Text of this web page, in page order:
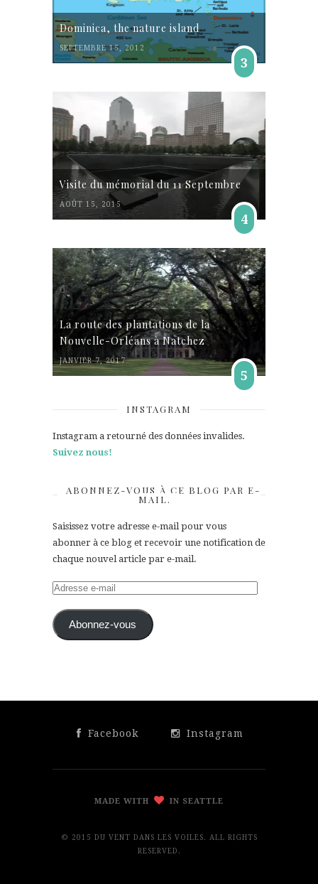
Dominica, the nature island
SEPTEMBRE 15, 2012
3
Visite du mémorial du 11 Septembre
AOÛT 15, 2015
4
La route des plantations de la
Nouvelle-Orléans à Natchez
JANVIER 7, 2017
5
INSTAGRAM
Instagram a retourné des données invalides.
Suivez nous!
ABONNEZ-VOUS À CE BLOG PAR E-
MAIL.
Saisissez votre adresse e-mail pour vous
abonner à ce blog et recevoir une notification de
chaque nouvel article par e-mail.
Adresse
mail Abonnez-vous
Facebook Instagram
MADE WITH IN SEATTLE
© 2015 DU VENT DANS LES VOILES. ALL RIGHTS
RESERVED.